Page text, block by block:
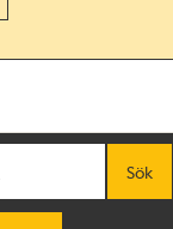
Sök